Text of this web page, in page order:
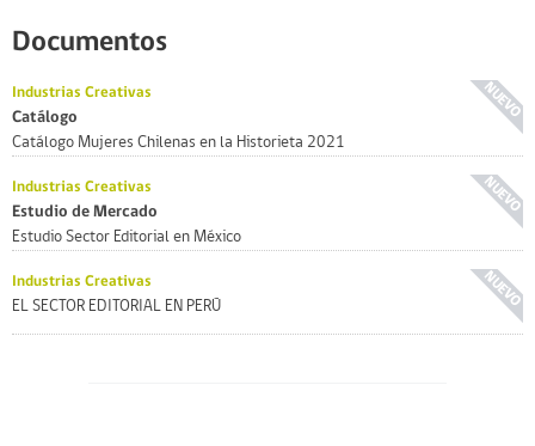
Documentos
Industrias Creativas
Catálogo
Catálogo Mujeres Chilenas en la Historieta 2021
Industrias Creativas
Estudio de Mercado
Estudio Sector Editorial en México
Industrias Creativas
EL SECTOR EDITORIAL EN PERÚ